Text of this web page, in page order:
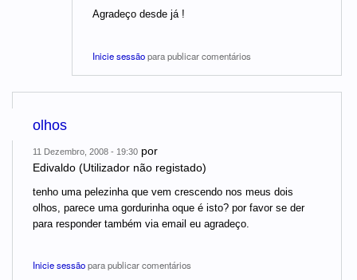
Agradeço desde já !
Inicie sessãopara publicar comentários
olhos
11 Dezembro, 2008 - 19:30 por
Edivaldo (Utilizador não registado)
tenho uma pelezinha que vem crescendo nos meus dois
olhos, parece uma gordurinha oque é isto? por favor se der
para responder também via email eu agradeço.
Inicie sessãopara publicar comentários